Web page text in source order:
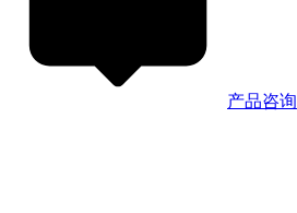
产品咨询